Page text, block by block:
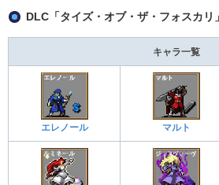
DLC「タイズ・オブ・ザ・フォスカリ」
キャラ一覧
エレノール マルト